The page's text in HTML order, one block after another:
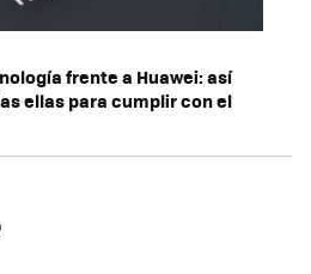
frente a Huawei: así
ellas para cumplir con el